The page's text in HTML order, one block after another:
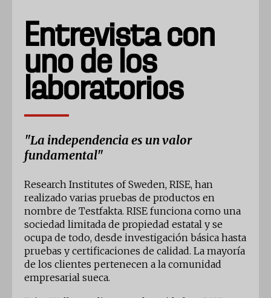
Entrevista con
uno de los
laboratorios
"La independencia es un valor
fundamental"
Research Institutes of Sweden, RISE, han
realizado varias pruebas de productos en
nombre de Testfakta. RISE funciona como una
sociedad limitada de propiedad estatal y se
ocupa de todo, desde investigación básica hasta
pruebas y certificaciones de calidad. La mayoría
de los clientes pertenecen a la comunidad
empresarial sueca.